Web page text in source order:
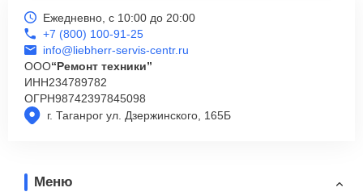
г. Таганрог ул. Дзержинского, 165Б
Ежедневно, с 10:00 до 20:00
+7 (800) 100-91-25
info@liebherr-servis-centr.ru
ООО“Ремонт техники”
ИНН234789782
ОГРН98742397845098
Меню